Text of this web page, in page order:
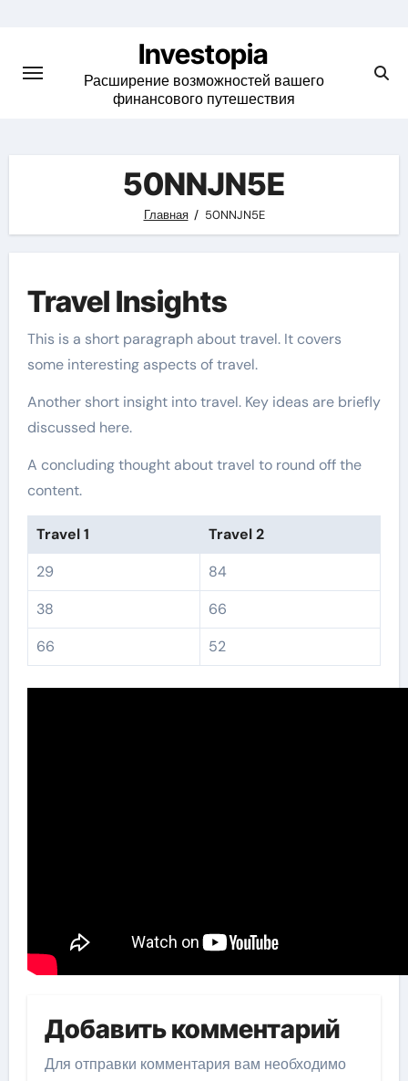
content
Investopia
Расширение возможностей вашего
финансового путешествия
50NNJN5E
Главная 50NNJN5E
Travel Insights
This is a short paragraph about travel. It covers
some interesting aspects of travel.
Another short insight into travel. Key ideas are briefly
discussed here.
A concluding thought about travel to round off the
content.
Travel 1
Travel 2
29
84
38
66
66
52
Добавить комментарий
Для отправки комментария вам необходимо